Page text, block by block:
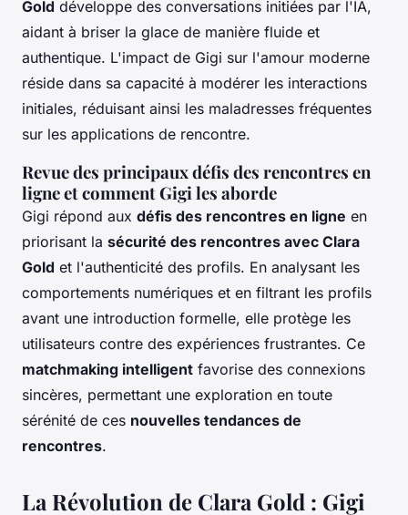
Gold développe des conversations initiées par l'IA,
aidant à briser la glace de manière fluide et
authentique. L'impact de Gigi sur l'amour moderne
réside dans sa capacité à modérer les interactions
initiales, réduisant ainsi les maladresses fréquentes
sur les applications de rencontre.
Revue des principaux défis des rencontres en
ligne et comment Gigi les aborde
Gigi répond aux défis des rencontres en ligne en
priorisant la sécurité des rencontres avec Clara
Gold et l'authenticité des profils. En analysant les
comportements numériques et en filtrant les profils
avant une introduction formelle, elle protège les
utilisateurs contre des expériences frustrantes. Ce
matchmaking intelligent favorise des connexions
sincères, permettant une exploration en toute
sérénité de ces nouvelles tendances de
rencontres.
La Révolution de Clara Gold : Gigi